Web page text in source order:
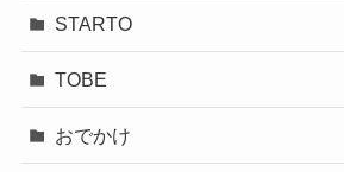
STARTO
TOBE
おでかけ